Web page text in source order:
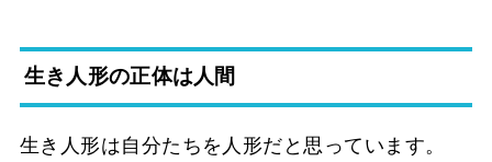
生き人形の正体は人間
生き人形は自分たちを人形だと思っています。